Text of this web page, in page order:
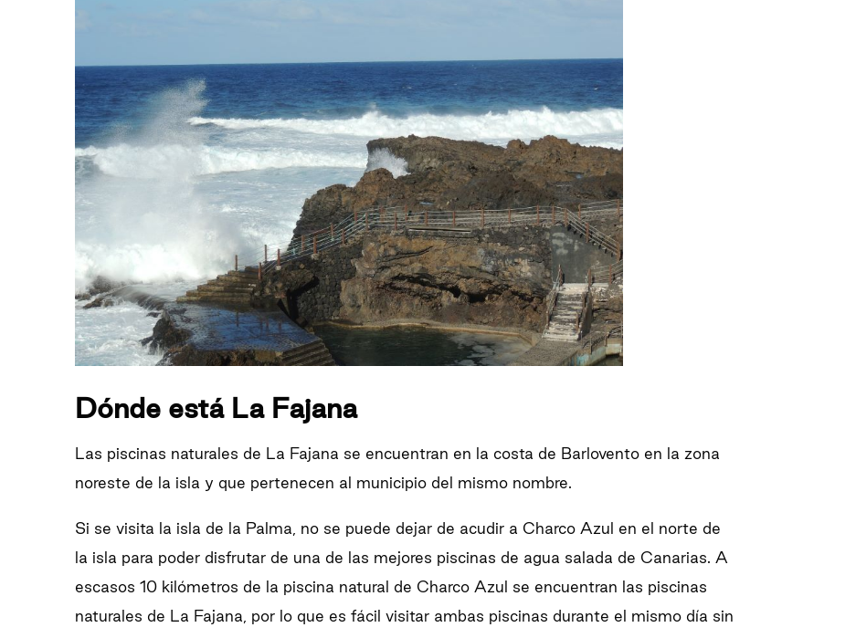
Dónde está La Fajana
Las piscinas naturales de La Fajana se encuentran en la costa de Barlovento en la zona
noreste de la isla y que pertenecen al municipio del mismo nombre.
Si se visita la isla de la Palma, no se puede dejar de acudir a Charco Azul en el norte de
la isla para poder disfrutar de una de las mejores piscinas de agua salada de Canarias. A
escasos 10 kilómetros de la piscina natural de Charco Azul se encuentran las piscinas
naturales de La Fajana, por lo que es fácil visitar ambas piscinas durante el mismo día sin